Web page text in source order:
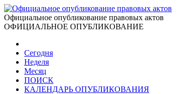
Официальное опубликование правовых актов
ОФИЦИАЛЬНОЕ ОПУБЛИКОВАНИЕ
Сегодня
Неделя
Месяц
ПОИСК
КАЛЕНДАРЬ ОПУБЛИКОВАНИЯ